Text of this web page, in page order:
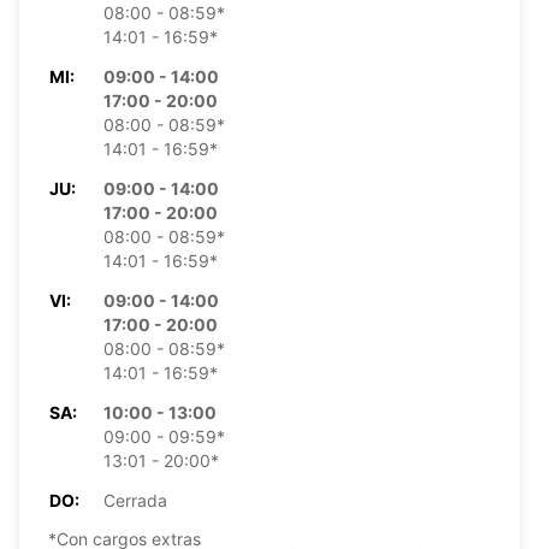
08:00 - 08:59*
14:01 - 16:59*
MI:
09:00 - 14:00
17:00 - 20:00
08:00 - 08:59*
14:01 - 16:59*
JU:
09:00 - 14:00
17:00 - 20:00
08:00 - 08:59*
14:01 - 16:59*
VI:
09:00 - 14:00
17:00 - 20:00
08:00 - 08:59*
14:01 - 16:59*
SA:
10:00 - 13:00
09:00 - 09:59*
13:01 - 20:00*
DO:
Cerrada
*Con cargos extras